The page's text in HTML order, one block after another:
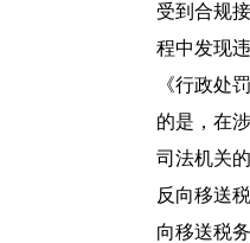
受到合规
程中发现
《行政处
的是，在
司法机关
反向移送
向移送税